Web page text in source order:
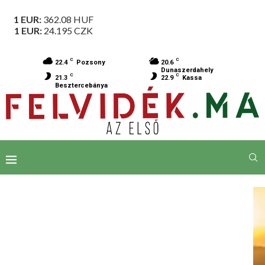
1 EUR: 362.08 HUF
1 EUR: 24.195 CZK
22.4 C Pozsony 20.6 C
Dunaszerdahely
21.3 C
Besztercebánya
22.9 C Kassa